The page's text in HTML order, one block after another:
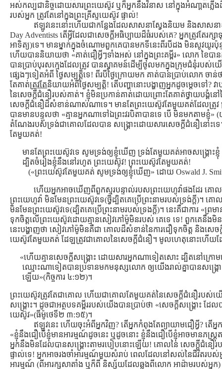
អស់កល្បជានិច្ចដោយសារព្រះយេស៊ូវ ឬក៏អ្នកនឹងវិនាស នៅក្នុងអំណា្ដតភ្ល
របស់អ្នក ត្រូវតែនៅក្នុងព្រះគ្រីស្ទយេស៊ូវ ផ្ទាល់!
ឥឡូវនេះនោះហើយជាកន្លែងដែលសាសនាស្វែងនិយម និងសាសន
Day Adventists តើអ្វីដែលជាសេចក្ដីអធិប្បាយដ៏ធំរបស់គេ? អ្នកត្រូវតែរក្សាទុ
អាទិត្យ)ទេ។ មានម្នាក់ក្នុងចំណោមពួកគេបានមកទីនេះពីរបីដង មិនសូវយូរ
ហើយបាននិយាយថា «គាត់ជឿអ្វីៗទាំងអស់ នៅក្នុងព្រះគម្ពីរ» លោក ខៃបានគិត
បានប្រាប់បុរសក្មេងដែលត្រូវ បានស្វាគមន៍ដើម្បីចូលមកក្នុងក្រុមជំនុំរបស់
ផ្សេងៗទៀតអំពី ថ្ងៃសម្បត្ដិទេ! ពីរបីថ្ងៃក្រោយមក គាត់បានប្រាប់លោក ច
តែគាត់ត្រូវតែនិយាយអំពីថ្ងៃសម្បត្ដិ! តើបញ្ហានោះបង្ហាញអ្នកដូចម្ដេចទៅ? វាប
នៃសេចក្ដីជំនឿរបស់គាត់។ ខ្ញុំមិនប្រកាន់គាត់ដោយព្រោះតែគាត់ថ្វាយបង្គំនៅថ្
សេចក្ដីជំនឿដ៏សំខាន់ណាស់ណាទេ។ មានតែព្រះយេស៊ូវតែមួយគត់ដែលត្រូវ
បានមានបន្ទូលថា «គ្មានអ្នកណាទៅឯព្រះវរបិតាបានទេ បើ មិនមកតាមខ្
តំណែងរបស់ទ្រង់ជាគោលដែលបាន សង្រ្គោះដោយសារសេចក្ដីជំនឿនោះទេ។
តែមួយគត់!
មានតែព្រះយេស៊ូវទេ សូមទ្រង់ឲ្យខ្ញុំឃើញ ទ្រង់តែមួយគត់អាចសង្រ្គោះខ្ញុំ
ដ្បិតចំរៀងខ្ញុំនឹងនៅរហូត ព្រះយេស៊ូវ! ព្រះយេស៊ូវតែមួយគត់!
(«ព្រះយេស៊ូវតែមួយគត់ សូមទ្រង់ឲ្យខ្ញុំឃើញ» ដោយ Oswald J.
ហើយអ្នកអាចឃើញពីពួកស្មរបន្ទាល់របសព្រះយេហូវ៉ាផងដែរ គោ
ព្រះយេហូវ៉ា មិនមែនព្រះយេស៊ូវទេ(ថ្វីដ្បិតគេប្រើព្រះនាមរបស់ទ្រង់ក្ដី)
មិនមែនព្រះយេស៊ូវទេ(ដ្បិតគេប្រើព្រះនាមរបស់ទ្រងក្ដី)។ នេះគឺជាការ «
ទុកចិត្ដលើព្រះយេស៊ូវដោយគ្មានសៀវភៅម៉ូមិនរបស់ គេទេ ទេ! ពួកគេនឹងមិ
នេះបង្ហាញថា សៀវភៅម៉ូមិនគឺជា គោលដ៏សំខាន់នៃការជឿទុកចិត្ដ និងសេច
យេស៊ូវតែមួយគត់ ដែឡត្រូវជាគោលនៃសេចក្ដីជំនឿ។ មូលហេតុនោះហើយ
«ហើយគ្មានសេចក្តីសង្គ្រោះ ដោយសារអ្នកណាទៀតសោះ ដ្បិតនៅក្រោម
ឈ្មោះណាទៀតបានប្រទានមកមនុស្សលោក ឲ្យយើងរាល់គ្នាបានសង្គ្រោ
ឡើយ»(កិច្ចការ ៤:១២)។
ព្រះយេស៊ូវត្រូវតែជាគោល ហើយជាគោលតែមួយគត់នៃសេចក្ដីជំនឿរបស់យ
សង្រ្គោះ។ ដូចជាអត្ថបទគម្ពីររបស់យើងបានប្រាប់ថា «សេចក្ដីសង្គ្រោះ ដ
យេស៊ូវ»(ធីម៉ូថេទី២ ៣:១៥)។
ឥឡូវនេះ ហើយចុះអំពីអ្នកវិញ? តើអ្នកកំពុងតែព្យាយាមជឿអ្វី? តើអ្
«ខ្ញុំនឹងជឿបើខ្ញុំមានអារម្មណ៍ដូចនេះ ឬដូចនោះ ខ្ញុំនឹងជឿបើខ្ញុំអាចមានភស្
អ្នកនឹងមិនដែលបានសង្រ្គោះតាមរបៀបនោះឡើយ! គោលនៃ សេចក្ដីជំនឿ
ផ្ទាល់ទេ! អ្នកអាចរងចាំអារម្មណ៍មួយសំរាប់ ពេលដែលនៅសល់នៃជីវិតរប
អារម្មណ៍ (ពីអារក្សសាតាំង ឬក៏ពី និស្ស័យដែលឆ្លងពីលោក អាដ៉ាមរបស់អ្នក) ប៉ុ